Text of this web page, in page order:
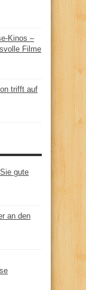
Kinos –
Filme
trifft auf
gute
an den